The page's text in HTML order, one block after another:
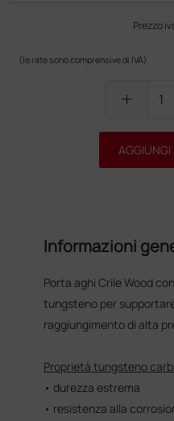
Prezzo
(le rate sono comprensive di IVA)
add
AGGIUNGI
Informazioni
Porta aghi Crile Wood
tungsteno per
raggiungimento di alta
Proprietà tungsteno
• durezza estrema
• resistenza alla